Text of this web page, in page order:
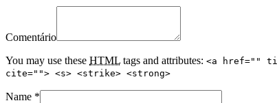
Comentário
You may use these HTML tags and attributes: <a href=""
cite=""> <s> <strike> <strong>
Name *